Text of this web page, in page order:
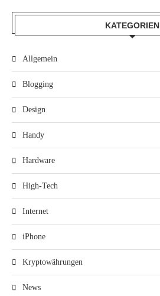
KATEGORIEN
Allgemein
Blogging
Design
Handy
Hardware
High-Tech
Internet
iPhone
Kryptowährungen
News